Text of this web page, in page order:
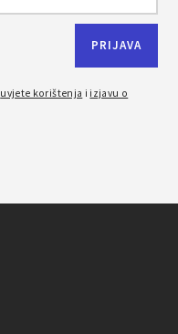
uvjete korištenja i izjavu o